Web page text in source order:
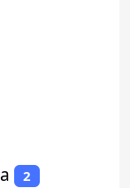
2